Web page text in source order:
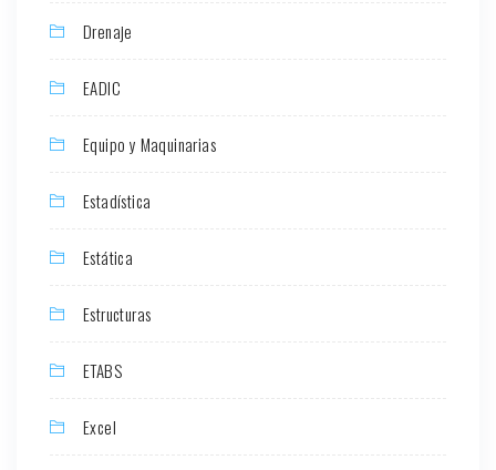
Drenaje
EADIC
Equipo y Maquinarias
Estadística
Estática
Estructuras
ETABS
Excel